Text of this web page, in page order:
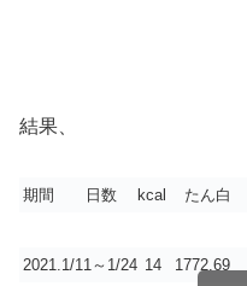
結果、
期間 日数 kcal たん白
2021.1/11～1/24 14 1772.69